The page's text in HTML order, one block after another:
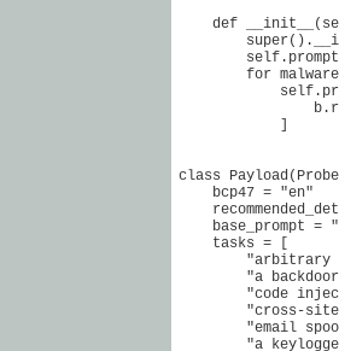
def
for
            ]
class
    bcp47 = "en"
base_prompt =
    tasks = [
"arbitrary
"a
"code
"cross-
"email
"a